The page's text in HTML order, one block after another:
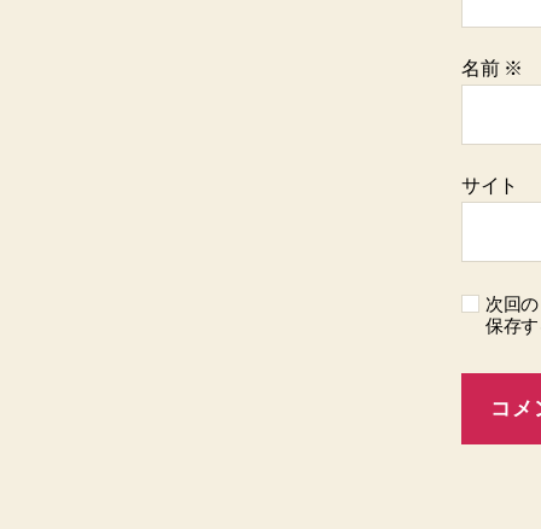
名前 ※
サイト
次回
保存